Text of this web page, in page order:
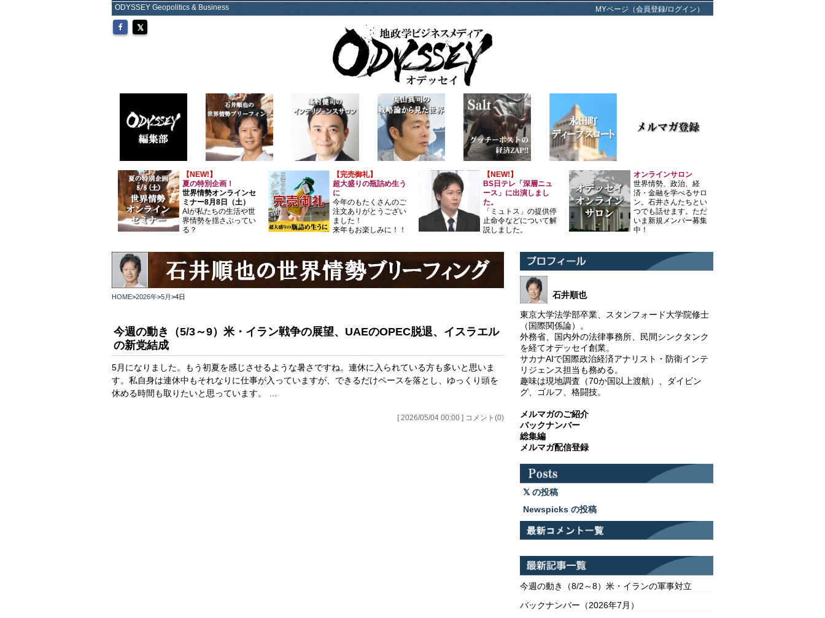
ODYSSEY Geopolitics & Business MYページ（会員登録/ログイン）
【NEW!】
夏の特別企画！
世界情勢オンラインセ
ミナー8月8日（土）
AIが私たちの生活や世
界情勢を揺さぶってい
る？
【完売御礼】
超大盛りの瓶詰め生う
に
今年のもたくさんのご
注文ありがとうござい
ました！
来年もお楽しみに！！
【NEW!】
BS日テレ「深層ニュ
ース」に出演しまし
た。
「ミュトス」の提供停
止命令などについて解
説しました。
オンラインサロン
世界情勢、政治、経
済・金融を学べるサロ
ン。石井さんたちとい
つでも話せます。ただ
いま新規メンバー募集
中！
HOME>2026年>5月 >4日
今週の動き（5/3～9）米・イラン戦争の展望、UAEのOPEC脱退、イスラエル
の新党結成
5月になりました。もう初夏を感じさせるような暑さですね。連休に入られている方も多いと思いま
す。私自身は連休中もそれなりに仕事が入っていますが、できるだけペースを落とし、ゆっくり頭を
休める時間も取りたいと思っています。 …
[ 2026/05/04 00:00 ] コメント(0)
石井順也
東京大学法学部卒業、スタンフォード大学院修士
（国際関係論）。
外務省、国内外の法律事務所、民間シンクタンク
を経てオデッセイ創業。
サカナAIで国際政治経済アナリスト・防衛インテ
リジェンス担当も務める。
趣味は現地調査（70か国以上渡航）、ダイビン
グ、ゴルフ、格闘技。
メルマガのご紹介
バックナンバー
総集編
メルマガ配信登録
の投稿
Newspicks の投稿
今週の動き（8/2～8）米・イランの軍事対立
バックナンバー（2026年7月）